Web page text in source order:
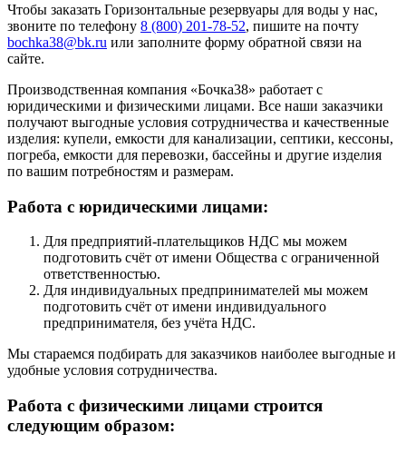
Чтобы заказать Горизонтальные резервуары для воды у нас,
звоните по телефону 8 (800) 201-78-52, пишите на почту
bochka38@bk.ru или заполните форму обратной связи на
сайте.
Производственная компания «Бочка38» работает с
юридическими и физическими лицами. Все наши заказчики
получают выгодные условия сотрудничества и качественные
изделия: купели, емкости для канализации, септики, кессоны,
погреба, емкости для перевозки, бассейны и другие изделия
по вашим потребностям и размерам.
Работа с юридическими лицами:
Для предприятий-плательщиков НДС мы можем
подготовить счёт от имени Общества с ограниченной
ответственностью.
Для индивидуальных предпринимателей мы можем
подготовить счёт от имени индивидуального
предпринимателя, без учёта НДС.
Мы стараемся подбирать для заказчиков наиболее выгодные и
удобные условия сотрудничества.
Работа с физическими лицами строится
следующим образом: